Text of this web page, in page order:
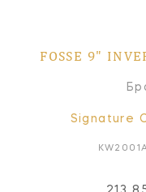
FOSSE 9"
Signature